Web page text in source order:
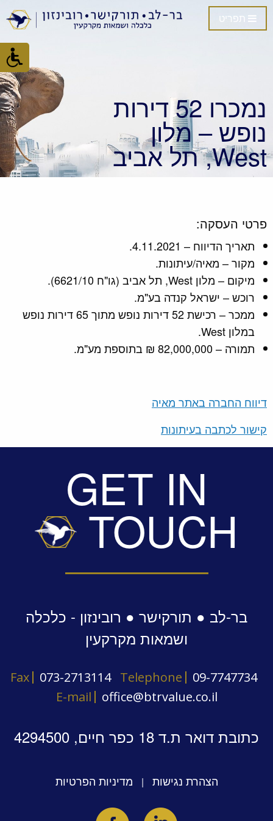
נמכרו 52 דירות
נופש – מלון
West, תל אביב
פרטי העסקה:
תאריך הדיווח – 4.11.2021.
מקור – מאיה/עיתונות.
מיקום – מלון West, תל אביב (גו"ח 6621/10).
רוכש – ישראל קנדה בע"מ.
ממכר – רכישת 52 דירות נופש מתוך 65 דירות נופש
במלון West.
תמורה – 82,000,000 ₪ בתוספת מע"מ.
דיווח החברה באתר מאיה
קישור לכתבה בעיתונות
GET IN
TOUCH
בר-לב ● תורקישר ● רובינזון - כלכלה
ושמאות מקרקעין
Fax 073-2713114 Telephone
09-7747734
E-mail
office@btrvalue.co.il
כתובת דואר ת.ד 18 כפר חיים, 4294500
הצהרת נגישות | מדיניות הפרטיות